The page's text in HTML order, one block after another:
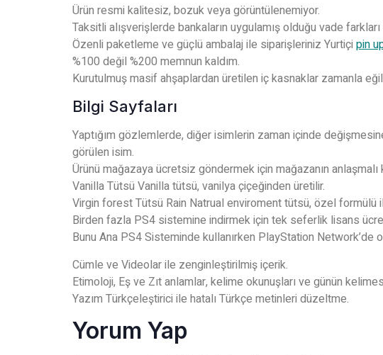
Ürün resmi kalitesiz, bozuk veya görüntülenemiyor.
Taksitli alışverişlerde bankaların uygulamış olduğu vade farkları
Özenli paketleme ve güçlü ambalaj ile siparişleriniz Yurtiçi pin
%100 değil %200 memnun kaldım.
Kurutulmuş masif ahşaplardan üretilen iç kasnaklar zamanla
Bilgi Sayfaları
Yaptığım gözlemlerde, diğer isimlerin zaman içinde
görülen isim.
Ürünü mağazaya ücretsiz göndermek için mağazanın anlaşmalı
Vanilla Tütsü Vanilla tütsü, vanilya çiçeğinden üretilir.
Virgin forest Tütsü Rain Natrual enviroment tütsü, özel formülü
Birden fazla PS4 sistemine indirmek için tek seferlik lisans
Bunu Ana PS4 Sisteminde kullanırken PlayStation
Cümle ve Videolar ile zenginleştirilmiş içerik.
Etimoloji, Eş ve Zıt anlamlar, kelime okunuşları ve günün
Yazım Türkçeleştirici ile hatalı Türkçe metinleri düzeltme.
Yorum Yap